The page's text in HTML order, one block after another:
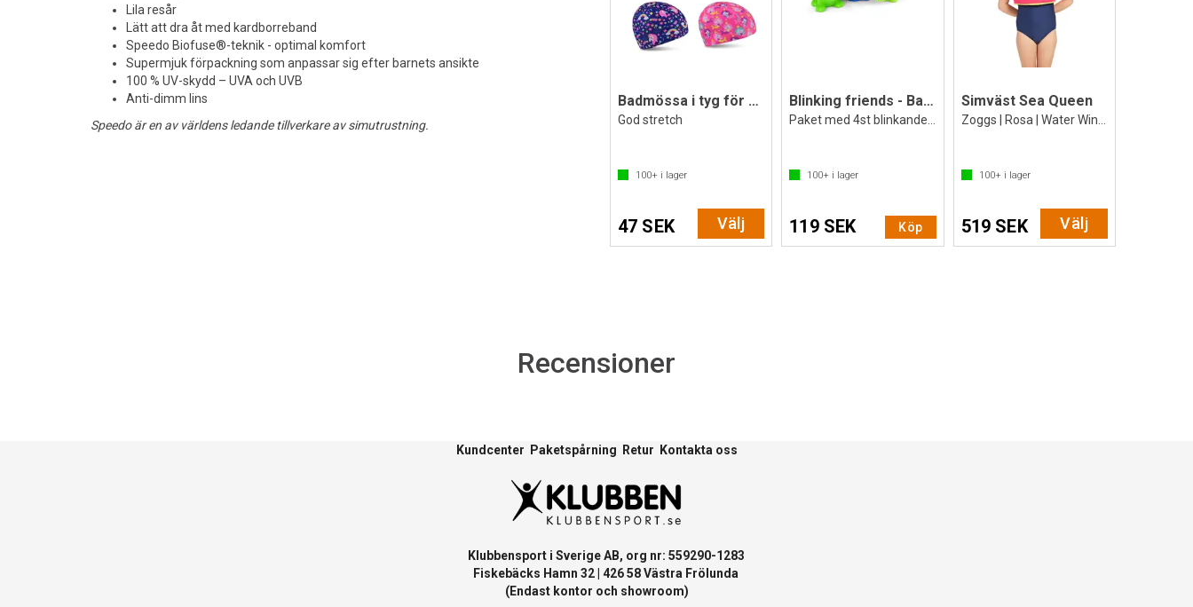
Lila resår
Lätt att dra åt med kardborreband
Speedo Biofuse®-teknik - optimal komfort
Supermjuk förpackning som anpassar sig efter barnets ansikte
100 % UV-skydd – UVA och UVB
Anti-dimm lins
Speedo är en av världens ledande tillverkare av simutrustning.
Badmössa i tyg för barn
God stretch
100+ i lager
47 SEK Välj
Blinking friends - Badleksak som blinkar
100+ i lager
119 SEK Köp
Simväst Sea Queen
100+i lager
519 SEK Välj
Recensioner
Kundcenter Paketspårning Retur Kontakta oss
Klubbensport i Sverige AB, org nr: 559290-1283
Fiskebäcks Hamn 32 | 426 58 Västra Frölunda
(Endast kontor och showroom)